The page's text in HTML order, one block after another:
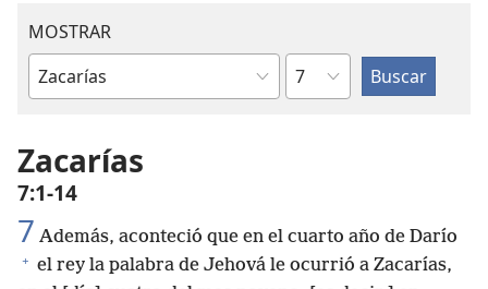
MOSTRAR
Libro
la
Biblia
Capítulo
Zacarías
7:1-14
7 Además, aconteció que en el cuarto año de Darío
+ el rey la palabra de Jehová le ocurrió a Zacarías,